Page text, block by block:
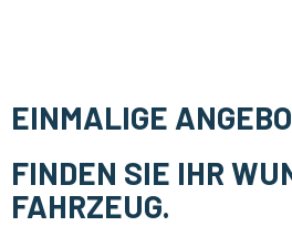
EINMALIGE
FINDEN SIE IHR
FAHRZEUG.